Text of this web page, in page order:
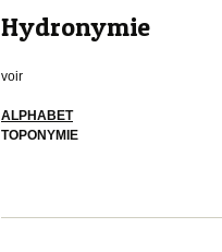
Hydronymie
voir
ALPHABET
TOPONYMIE